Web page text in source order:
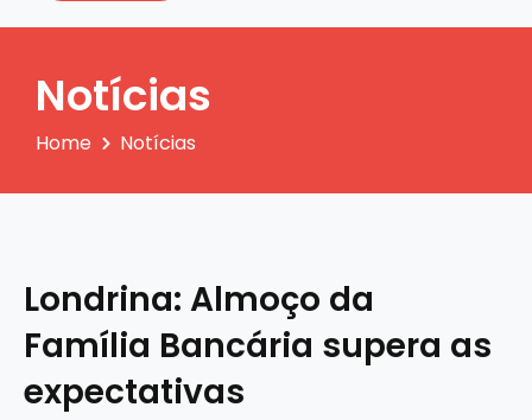
Notícias
Home Notícias
Londrina: Almoço da
Família Bancária supera as
expectativas